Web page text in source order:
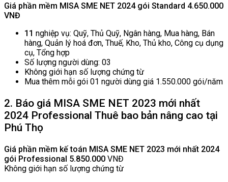
Giá phần mềm MISA SME NET 2024 gói Standard 4.650.000
VNĐ
11 nghiệp vụ: Quỹ, Thủ Quỹ, Ngân hàng, Mua hàng, Bán
hàng, Quản lý hoá đơn, Thuế, Kho, Thủ kho, Công cụ dụng
cụ, Tổng hợp
Số lượng người dùng: 03
Không giới hạn số lượng chứng từ
Mua thêm mỗi gói 01 người dùng giá 1.550.000 gói/năm
2. Báo giá MISA SME NET 2023 mới nhất
2024 Professional Thuê bao bản nâng cao tại
Phú Thọ
Giá phần mềm kế toán MISA SME NET 2023 mới nhất 2024
gói Professional 5.850.000 VNĐ
Không giới hạn số lượng chứng từ